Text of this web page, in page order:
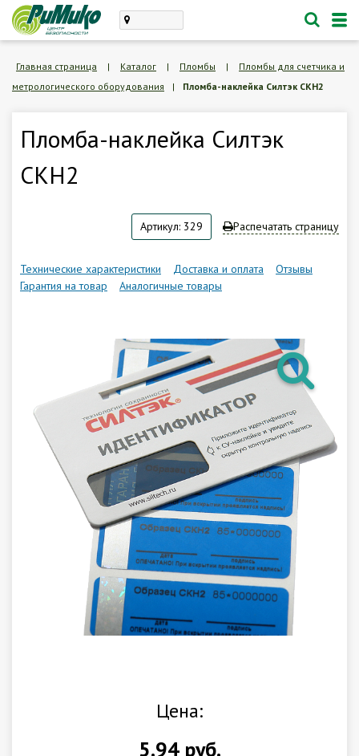
Каталог
Личный кабинет
8 (846) 300-47-62
Заказать обратный звонок
Доставка и оплата
Гарантия
Как купить
Программное обеспечение LogTag
Монтаж оборудования
Новости
Контакты
Главная страница | Каталог | Пломбы |
Пломбы для счетчика и
метрологического оборудования
| Пломба-наклейка Силтэк СКН2
Пломба-наклейка Силтэк
СКН2
Артикул: 329 Распечатать страницу
Технические характеристики Доставка и оплата
Отзывы
Гарантия на товар
Аналогичные товары
Цена:
5.94 руб.